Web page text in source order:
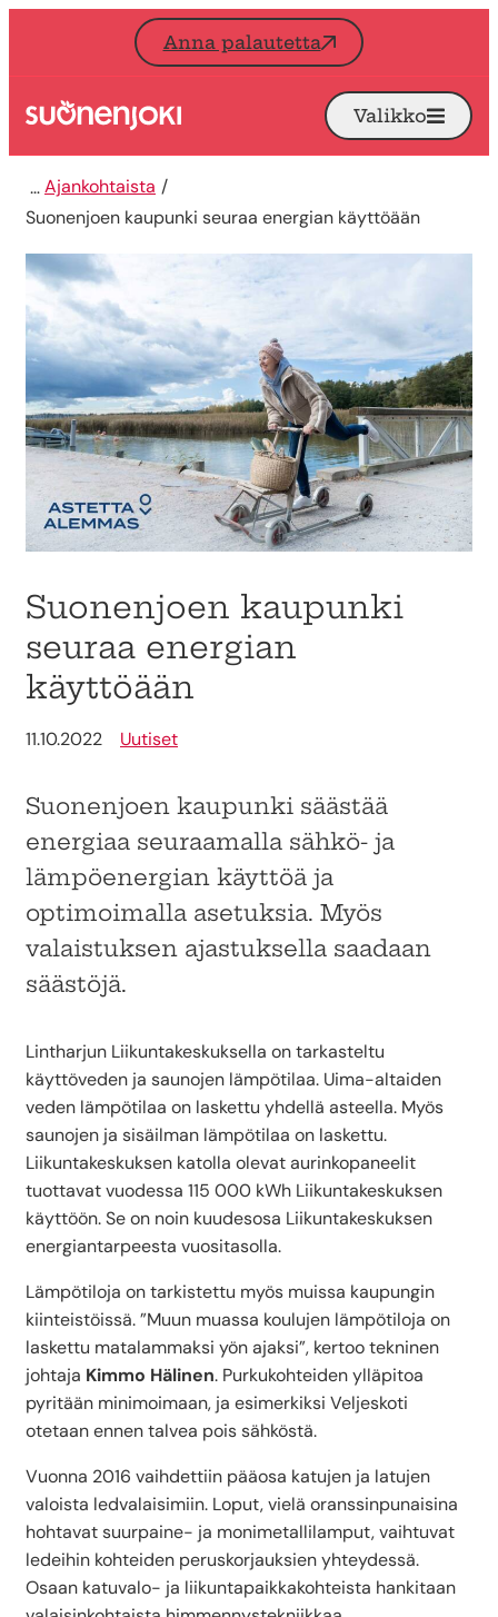
Siirry sisältöön
Anna palautetta
Etusivu Avaa
Valikko
Ajankohtaista
Suonenjoen kaupunki seuraa energian käyttöään
Suonenjoen kaupunki
seuraa energian
käyttöään
11.10.2022 Uutiset
Suonenjoen kaupunki säästää
energiaa seuraamalla sähkö- ja
lämpöenergian käyttöä ja
optimoimalla asetuksia. Myös
valaistuksen ajastuksella saadaan
säästöjä.
Lintharjun Liikuntakeskuksella on tarkasteltu
käyttöveden ja saunojen lämpötilaa. Uima-altaiden
veden lämpötilaa on laskettu yhdellä asteella. Myös
saunojen ja sisäilman lämpötilaa on laskettu.
Liikuntakeskuksen katolla olevat aurinkopaneelit
tuottavat vuodessa 115 000 kWh Liikuntakeskuksen
käyttöön. Se on noin kuudesosa Liikuntakeskuksen
energiantarpeesta vuositasolla.
Lämpötiloja on tarkistettu myös muissa kaupungin
kiinteistöissä. ”Muun muassa koulujen lämpötiloja on
laskettu matalammaksi yön ajaksi”, kertoo tekninen
johtaja Kimmo Hälinen. Purkukohteiden ylläpitoa
pyritään minimoimaan, ja esimerkiksi Veljeskoti
otetaan ennen talvea pois sähköstä.
Vuonna 2016 vaihdettiin pääosa katujen ja latujen
valoista ledvalaisimiin. Loput, vielä oranssinpunaisina
hohtavat suurpaine- ja monimetallilamput, vaihtuvat
ledeihin kohteiden peruskorjauksien yhteydessä.
Osaan katuvalo- ja liikuntapaikkakohteista hankitaan